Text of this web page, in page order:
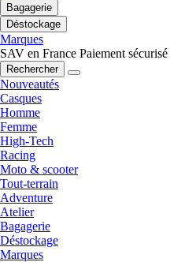
Bagagerie
Déstockage
Marques
SAV en France Paiement sécurisé
Rechercher
Nouveautés
Casques
Homme
Femme
High-Tech
Racing
Moto & scooter
Tout-terrain
Adventure
Atelier
Bagagerie
Déstockage
Marques